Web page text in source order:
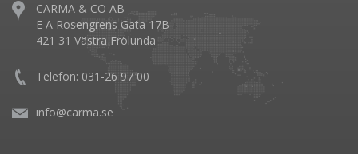
CARMA & CO AB
E A Rosengrens Gata 17B
421 31 Västra Frölunda
Telefon: 031-26 97 00
info@carma.se